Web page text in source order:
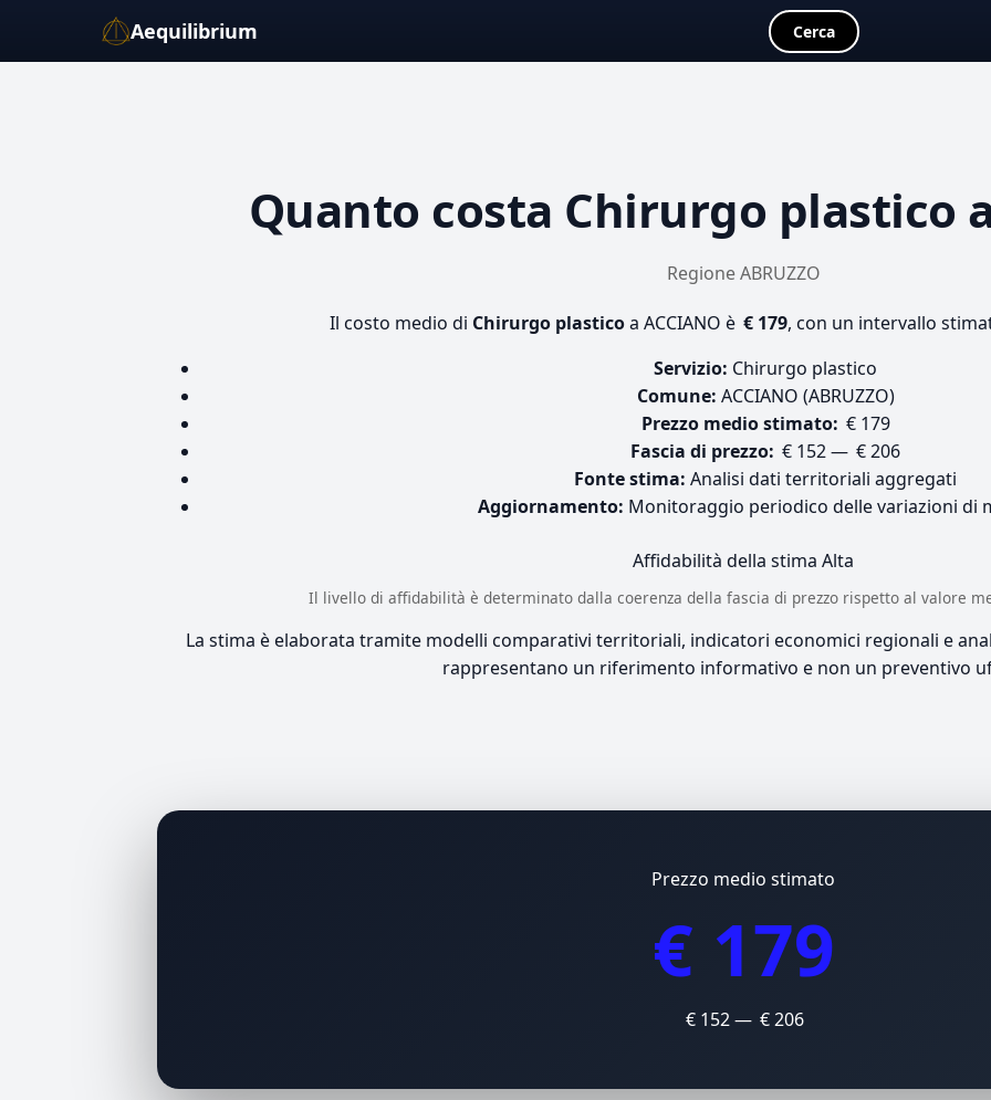
Aequilibrium Cerca
Quanto costa Chirurgo plastico
Regione ABRUZZO
Il costo medio di Chirurgo plasticoa ACCIANO è € 179, con un intervallo
Servizio: Chirurgo plastico
Comune: ACCIANO (ABRUZZO)
Prezzo medio stimato: € 179
Fascia di prezzo: € 152 — € 206
Fonte stima: Analisi dati territoriali aggregati
Aggiornamento: Monitoraggio periodico delle variazioni di
Affidabilità della stima Alta
Il livello di affidabilità è determinato dalla coerenza della fascia di prezzo rispetto al valore
La stima è elaborata tramite modelli comparativi territoriali, indicatori economici regionali e
rappresentano un riferimento informativo e non un preventivo
Prezzo medio stimato
€ 179
€ 152 — € 206